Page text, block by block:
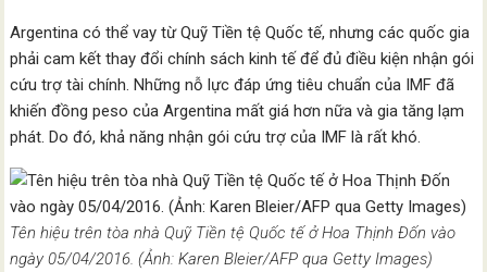
Argentina có thể vay từ Quỹ Tiền tệ Quốc tế, nhưng các quốc gia
phải cam kết thay đổi chính sách kinh tế để đủ điều kiện nhận gói
cứu trợ tài chính. Những nỗ lực đáp ứng tiêu chuẩn của IMF đã
khiến đồng peso của Argentina mất giá hơn nữa và gia tăng lạm
phát. Do đó, khả năng nhận gói cứu trợ của IMF là rất khó.
Tên hiệu trên tòa nhà Quỹ Tiền tệ Quốc tế ở Hoa Thịnh Đốn vào
ngày 05/04/2016. (Ảnh: Karen Bleier/AFP qua Getty Images)